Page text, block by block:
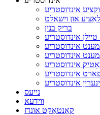
אינדוסטריע
און וישאַלט
בריק בנין
אינדוסטריע
אינדוסטריע
אינדוסטריע
אינדוסטריע
אינדוסטריע
אינדוסטריע
נייעס
ווידעא
קאָנטאַקט אונדז